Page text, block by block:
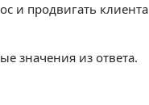
и продвигать клиента
значения из ответа.